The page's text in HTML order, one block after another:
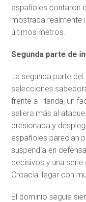
españoles contaron
mostraba realmente
últimos metros.
Segunda parte de
La segunda parte
selecciones
frente a Irlanda, un
saliera más al
presionaba y
españoles parecían
suspendía en
decisivos y una
Croacía llegar con
El dominio seguía